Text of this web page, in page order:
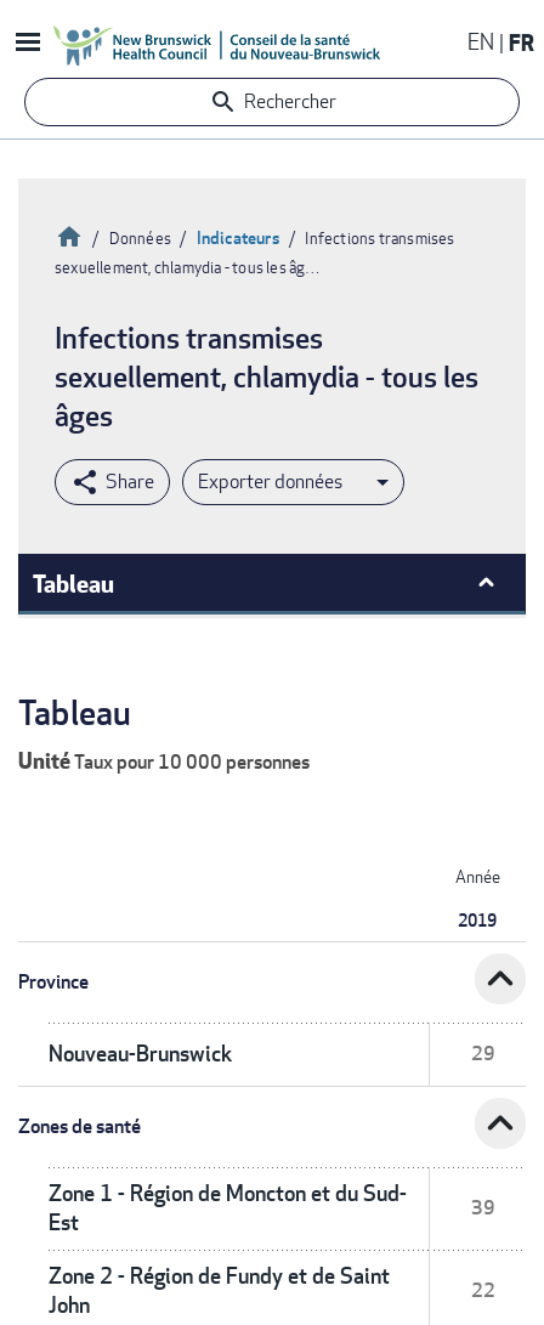
au
contenu
principal
EN FR
Rechercher
d'Ariane
Accueil
Données Indicateurs
Infections transmises
sexuellement, chlamydia - tous les âg…
Infections transmises
sexuellement, chlamydia - tous les
âges
Exporter données
Tableau
Tableau
UnitéTaux pour 10 000 personnes
Année
2019
Province expand_less
Nouveau-Brunswick 29
Zones de santé expand_less
Zone 1 - Région de Moncton et du Sud-
Est
39
Zone 2 - Région de Fundy et de Saint
John
22